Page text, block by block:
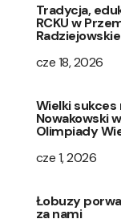
Tradycja,
RCKU w
cze 18, 2026
Wielki sukces
Nowakowski
Olimpiady
cze 1, 2026
Łobuzy
za nami